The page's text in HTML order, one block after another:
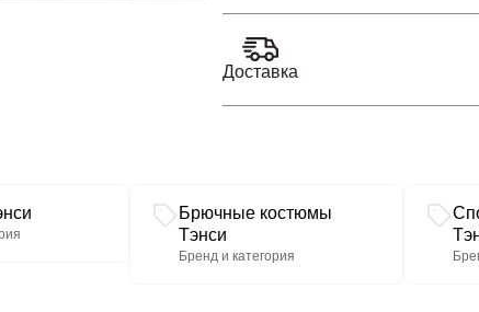
основной ткани), с имитацией
обработаны внутренние
Фурнитура может
Доставка
Брючные костюмы
Тэнси
Бренд и категория